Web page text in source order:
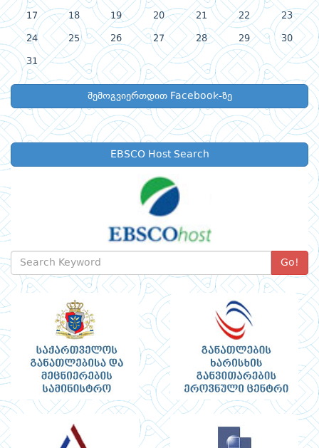
17 18 19 20 21 22 23
24 25 26 27 28 29 30
31
შემოგვიერთდით Facebook-ზე
EBSCO Host Search
Go!